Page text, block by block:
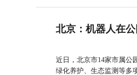
北京：机器人在
近日，北京市14家市属公
绿化养护、生态监测等多